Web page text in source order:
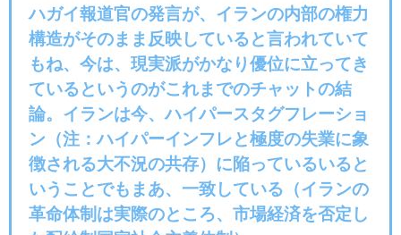
ハガイ報道官の発言が、イランの内部の権力
構造がそのまま反映していると言われていて
もね、今は、現実派がかなり優位に立ってき
ているというのがこれまでのチャットの結
論。イランは今、ハイパースタグフレーショ
ン（注：ハイパーインフレと極度の失業に象
徴される大不況の共存）に陥っているいると
いうことでもまあ、一致している（イランの
革命体制は実際のところ、市場経済を否定し